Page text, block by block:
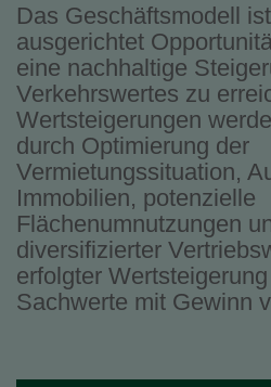
Das Geschäftsmodell
ausgerichtet
eine nachhaltige
Verkehrswertes zu
Wertsteigerungen
durch Optimierung der
Vermietungssituation,
Immobilien, potenzielle
Flächenumnutzungen
diversifizierter
erfolgter
Sachwerte mit Gewinn